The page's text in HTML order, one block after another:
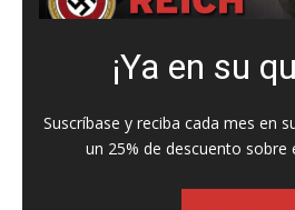
¡Ya en su
Suscríbase y reciba cada mes en
un 25% de descuento sobre